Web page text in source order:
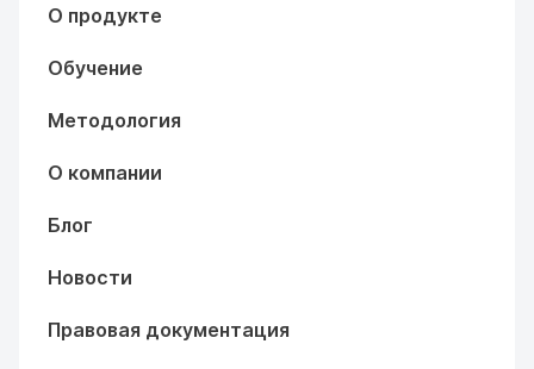
О продукте
Обучение
Методология
О компании
Блог
Новости
Правовая документация